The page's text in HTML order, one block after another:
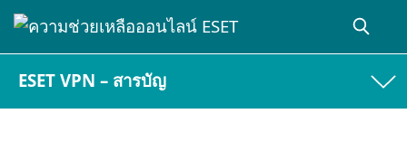
ESET VPN – สารบัญ